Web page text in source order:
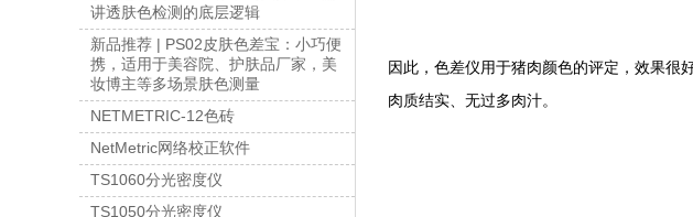
讲透肤色检测的底层逻辑
新品推荐 | PS02皮肤色差宝：小巧便
携，适用于美容院、护肤品厂家，美
妆博主等多场景肤色测量
NETMETRIC-12色砖
NetMetric网络校正软件
TS1060分光密度仪
TS1050分光密度仪
因此，色差仪用于猪肉颜色的评定，效果很
肉质结实、无过多肉汁。